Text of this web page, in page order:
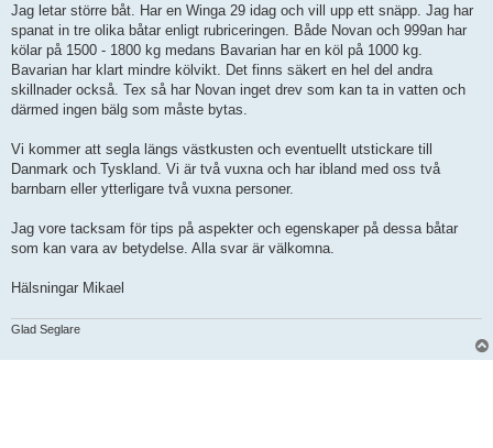
g
Jag letar större båt. Har en Winga 29 idag och vill upp ett snäpp. Jag har
spanat in tre olika båtar enligt rubriceringen. Både Novan och 999an har
kölar på 1500 - 1800 kg medans Bavarian har en köl på 1000 kg.
Bavarian har klart mindre kölvikt. Det finns säkert en hel del andra
skillnader också. Tex så har Novan inget drev som kan ta in vatten och
därmed ingen bälg som måste bytas.
Vi kommer att segla längs västkusten och eventuellt utstickare till
Danmark och Tyskland. Vi är två vuxna och har ibland med oss två
barnbarn eller ytterligare två vuxna personer.
Jag vore tacksam för tips på aspekter och egenskaper på dessa båtar
som kan vara av betydelse. Alla svar är välkomna.
Hälsningar Mikael
Glad Seglare